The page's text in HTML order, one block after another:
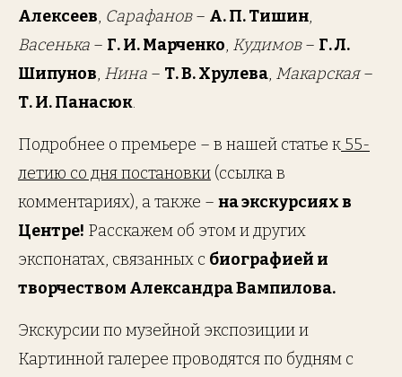
Алексеев, Сарафанов– А. П. Тишин,
Васенька – Г. И. Марченко, Кудимов– Г. Л.
Шипунов, Нина – Т. В. Хрулева, Макарская–
Т. И. Панасюк.
Подробнее о премьере – в нашей статье к 55-
летию со дня постановки (ссылка в
комментариях), а также – на экскурсиях в
Центре! Расскажем об этом и других
экспонатах, связанных с биографией и
творчеством Александра Вампилова.
Экскурсии по музейной экспозиции и
Картинной галерее проводятся по будням с